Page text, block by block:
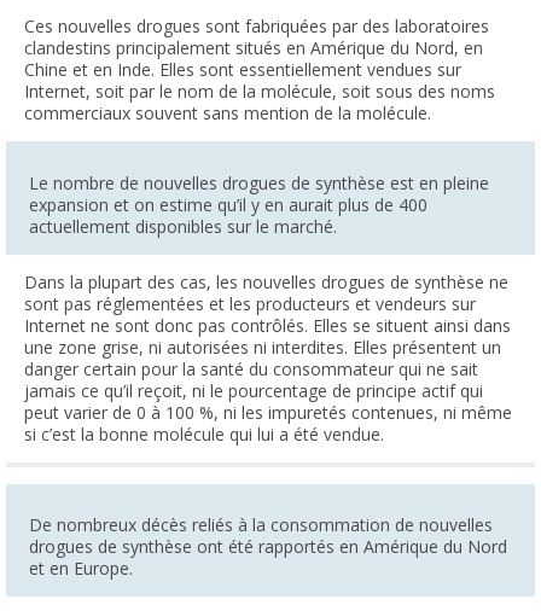
Ces nouvelles drogues sont fabriquées par des laboratoires
clandestins principalement situés en Amérique du Nord, en
Chine et en Inde. Elles sont essentiellement vendues sur
Internet, soit par le nom de la molécule, soit sous des noms
commerciaux souvent sans mention de la molécule.
Le nombre de nouvelles drogues de synthèse est en pleine
expansion et on estime qu’il y en aurait plus de 400
actuellement disponibles sur le marché.
Dans la plupart des cas, les nouvelles drogues de synthèse ne
sont pas réglementées et les producteurs et vendeurs sur
Internet ne sont donc pas contrôlés. Elles se situent ainsi dans
une zone grise, ni autorisées ni interdites. Elles présentent un
danger certain pour la santé du consommateur qui ne sait
jamais ce qu’il reçoit, ni le pourcentage de principe actif qui
peut varier de 0 à 100 %, ni les impuretés contenues, ni même
si c’est la bonne molécule qui lui a été vendue.
De nombreux décès reliés à la consommation de nouvelles
drogues de synthèse ont été rapportés en Amérique du Nord
et en Europe.